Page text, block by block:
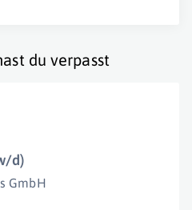
du verpasst
d)
GmbH